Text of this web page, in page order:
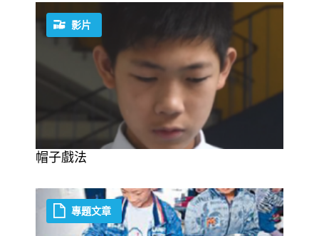
帽子戲法
影片
專題文章